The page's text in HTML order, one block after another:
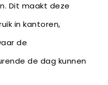
Dit maakt deze
in kantoren,
de
de dag kunnen